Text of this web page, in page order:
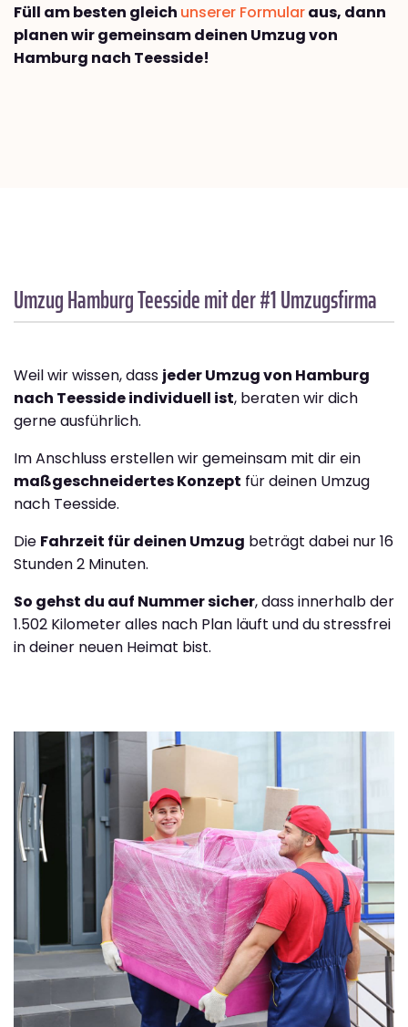
Füll am besten gleich unserer Formularaus, dann
planen wir gemeinsam deinen Umzug von
Hamburg nach Teesside!
Umzug HamburgTeessidemit der #1 Umzugsfirma
Weil wir wissen, dass jeder Umzug von Hamburg
nach Teesside individuell ist, beraten wir dich
gerne ausführlich.
Im Anschluss erstellen wir gemeinsam mit dir ein
maßgeschneidertes Konzept für deinen Umzug
nach Teesside.
Die Fahrzeit für deinen Umzug beträgt dabei nur 16
Stunden 2 Minuten.
So gehst du auf Nummer sicher, dass innerhalb der
1.502 Kilometer alles nach Plan läuft und du stressfrei
in deiner neuen Heimat bist.